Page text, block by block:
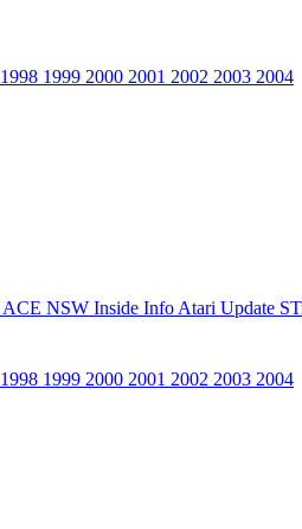
1998 1999 2000 2001 2002 2003 2004
ACE NSW Inside Info Atari Update
1998 1999 2000 2001 2002 2003 2004